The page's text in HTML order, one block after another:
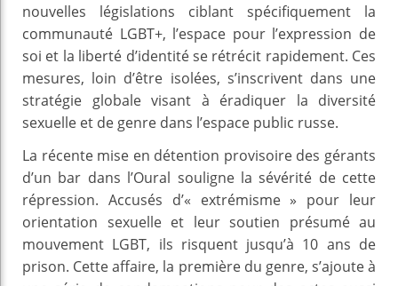
nouvelles législations ciblant spécifiquement la
communauté LGBT+, l’espace pour l’expression de
soi et la liberté d’identité se rétrécit rapidement. Ces
mesures, loin d’être isolées, s’inscrivent dans une
stratégie globale visant à éradiquer la diversité
sexuelle et de genre dans l’espace public russe.
La récente mise en détention provisoire des gérants
d’un bar dans l’Oural souligne la sévérité de cette
répression. Accusés d’« extrémisme » pour leur
orientation sexuelle et leur soutien présumé au
mouvement LGBT, ils risquent jusqu’à 10 ans de
prison. Cette affaire, la première du genre, s’ajoute à